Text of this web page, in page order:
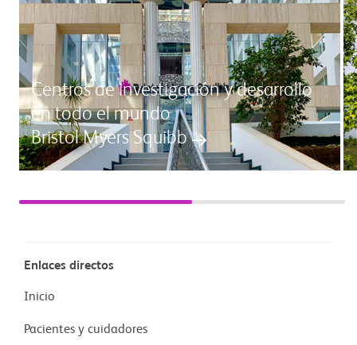
Centros de investigación y desarrollo
en todo el mundo
Bristol Myers Squibb
Enlaces directos
Inicio
Pacientes y cuidadores